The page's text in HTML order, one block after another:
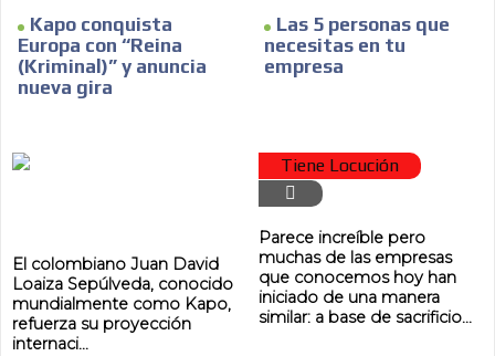
Kapo conquista
Europa con “Reina
(Kriminal)” y anuncia
nueva gira
El colombiano Juan David
Loaiza Sepúlveda, conocido
mundialmente como Kapo,
refuerza su proyección
internaci...
Las 5 personas que
necesitas en tu
empresa
Tiene Locución
Parece increíble pero
muchas de las empresas
que conocemos hoy han
iniciado de una manera
similar: a base de sacrificio...